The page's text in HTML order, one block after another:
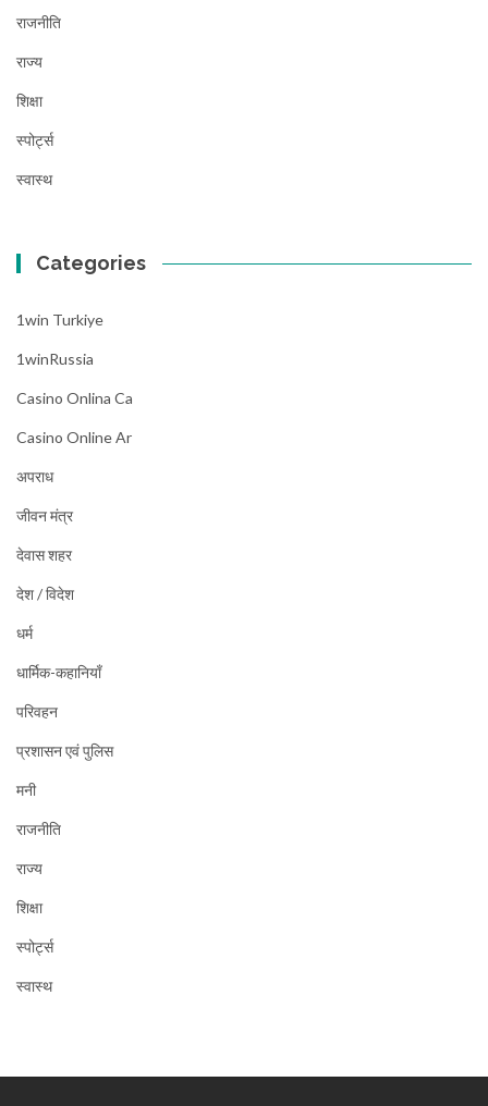
राजनीति
राज्य
शिक्षा
स्पोर्ट्स
स्वास्थ
Categories
1win Turkiye
1winRussia
Casino Onlina Ca
Casino Online Ar
अपराध
जीवन मंत्र
देवास शहर
देश / विदेश
धर्म
धार्मिक-कहानियाँ
परिवहन
प्रशासन एवं पुलिस
मनी
राजनीति
राज्य
शिक्षा
स्पोर्ट्स
स्वास्थ